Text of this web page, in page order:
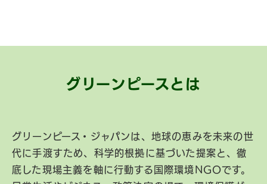
グリーンピースとは
グリーンピース・ジャパンは、地球の恵みを未来の世
代に手渡すため、科学的根拠に基づいた提案と、徹
底した現場主義を軸に行動する国際環境NGOです。